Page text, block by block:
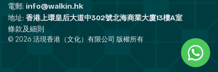
電郵: info@walkin.hk
地址: 香港上環皇后大道中302號北海商業大廈13樓A室
條款及細則
© 2026 活現香港（文化）有限公司 版權所有